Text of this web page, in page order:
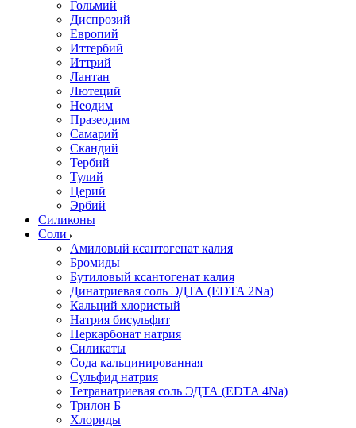
Гольмий
Диспрозий
Европий
Иттербий
Иттрий
Лантан
Лютеций
Неодим
Празеодим
Самарий
Скандий
Тербий
Тулий
Церий
Эрбий
Силиконы
Соли
Амиловый ксантогенат калия
Бромиды
Бутиловый ксантогенат калия
Динатриевая соль ЭДТА (EDTA 2Na)
Кальций хлористый
Натрия бисульфит
Перкарбонат натрия
Силикаты
Сода кальцинированная
Сульфид натрия
Тетранатриевая соль ЭДТА (EDTA 4Na)
Трилон Б
Хлориды